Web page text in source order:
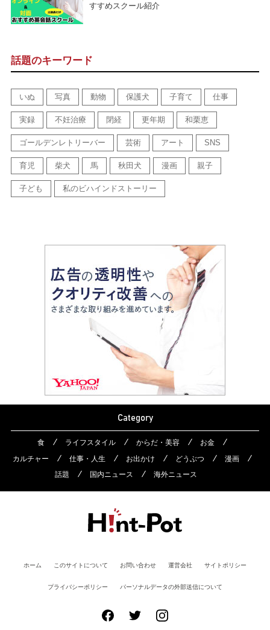
すすめスクール紹介
話題のキーワード
いぬ 写真 動物 保護犬 子育て 仕事
実録 不妊治療 閉経 更年期 和栗恵
ゴールデンレトリーバー 芸術 アート SNS
育児 柴犬 馬 秋田犬 漫画 親子
子ども 私のビハインドストーリー
Category
食 ライフスタイル からだ・美容
お金
カルチャー
仕事・人生 お出かけ どうぶつ
漫画
話題
国内ニュース 海外ニュース
ホーム このサイトについて お問い合わせ 運営会社 サイトポリシー
プライバシーポリシー パーソナルデータの外部送信について